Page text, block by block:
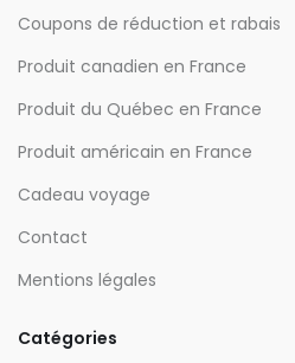
Coupons de réduction et rabais
Produit canadien en France
Produit du Québec en France
Produit américain en France
Cadeau voyage
Contact
Mentions légales
Catégories